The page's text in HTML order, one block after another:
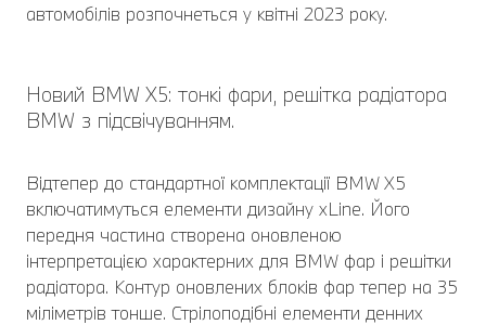
автомобілів розпочнеться у квітні 2023 року.
Новий BMW X5: тонкі фари, решітка радіатора
BMW з підсвічуванням.
Відтепер до стандартної комплектації BMW X5
включатимуться елементи дизайну xLine. Його
передня частина створена оновленою
інтерпретацією характерних для BMW фар і решітки
радіатора. Контур оновлених блоків фар тепер на 35
міліметрів тонше. Стрілоподібні елементи денних